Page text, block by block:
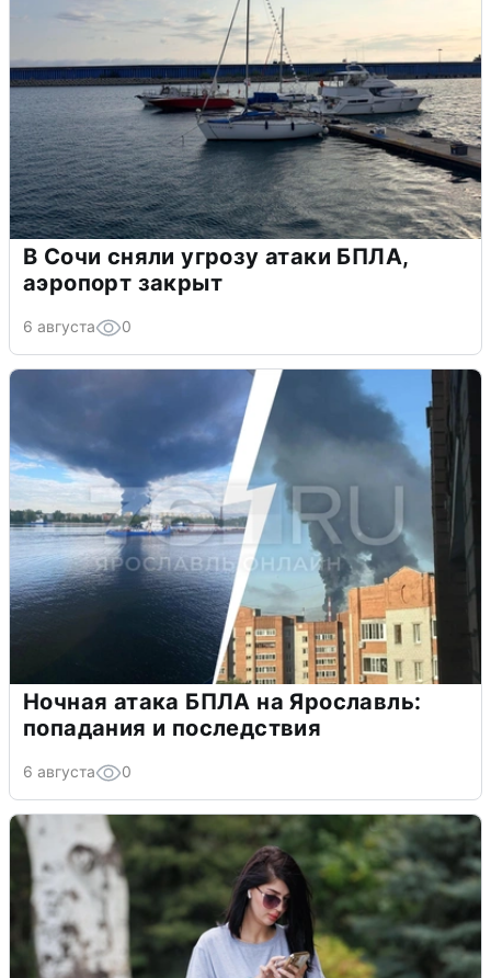
В Сочи сняли угрозу атаки БПЛА,
аэропорт закрыт
6 августа 0
Ночная атака БПЛА на Ярославль:
попадания и последствия
6 августа 0